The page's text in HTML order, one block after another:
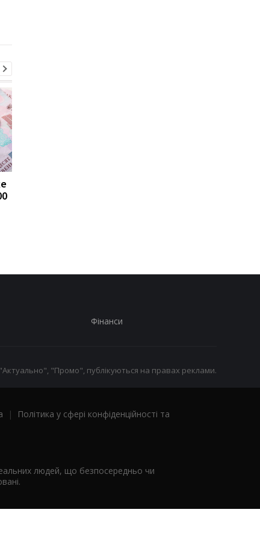
Фінанси
"Промо", публікуються на правах реклами.
|
Політика у сфері конфіденційності та
людей, що безпосередньо чи